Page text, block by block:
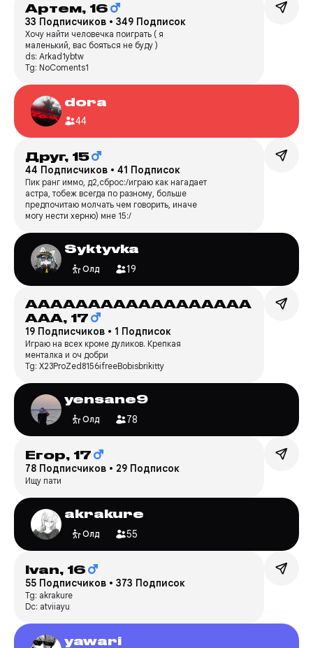
Артем, 16
33 Подписчиков • 349 Подписок
Хочу найти человечка поиграть ( я
маленький, вас бояться не буду )
ds: Arkad1ybtw
Tg: NoComents1
dora
44
Друг, 15
44 Подписчиков • 41 Подписок
Пик ранг иммо, д2,сброс:/играю как нагадает
астра, тобеж всегда по разному, больше
предпочитаю молчать чем говорить, иначе
могу нести херню) мне 15:/
Syktyvka
Олд 19
АААААААААААААААААА
ААА, 17
19 Подписчиков • 1 Подписок
Играю на всех кроме дуликов. Крепкая
менталка и оч добри
Tg: X23ProZed8156ifreeBobisbrikitty
yensane9
Олд 78
Егор, 17
78 Подписчиков • 29 Подписок
Ищу пати
akrakure
Олд 55
Ivan, 16
55 Подписчиков • 373 Подписок
Tg: akrakure
Dc: atviiayu
yawari